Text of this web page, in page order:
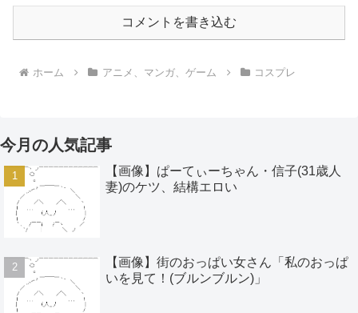
コメントを書き込む
ホーム アニメ、マンガ、ゲーム コスプレ
今月の人気記事
【画像】ぱーてぃーちゃん・信子(31歳人
妻)のケツ、結構エロい
【画像】街のおっぱい女さん「私のおっぱ
いを見て！(ブルンブルン)」